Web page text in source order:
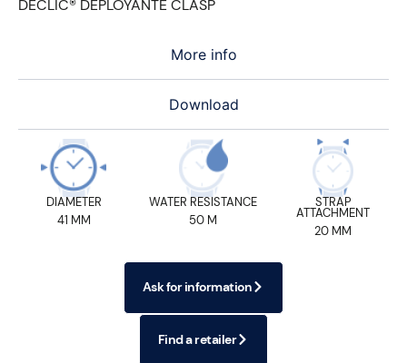
More info
Download
DÉCLIC® DÉPLOYANTE CLASP
DIAMETER
41 MM
WATER RESISTANCE
50 M
STRAP
ATTACHMENT
20 MM
Ask for information
Find a retailer